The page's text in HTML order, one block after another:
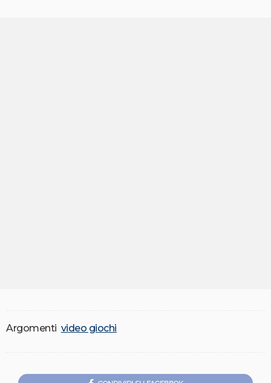
Argomenti video giochi